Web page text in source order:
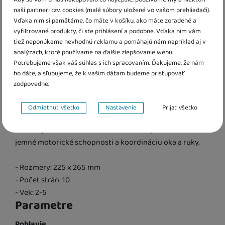
naši partneri tzv. cookies (malé súbory uložené vo vašom prehliadači).
Vďaka nim si pamätáme, čo máte v košíku, ako máte zoradené a
vyfiltrované produkty, či ste prihlásení a podobne. Vďaka nim vám
tiež neponúkame nevhodnú reklamu a pomáhajú nám napríklad aj v
analýzach, ktoré používame na ďalšie zlepšovanie webu.
Potrebujeme však váš súhlas s ich spracovaním. Ďakujeme, že nám
ho dáte, a sľubujeme, že k vašim dátam budeme pristupovať
zodpovedne.
Nastavenie súhlasov s kategóriami cookies
VŽDY AKTÍVNE
porovnávanie produktov a ďalšie nevyhnutné funkcie.
Preferenčné a rozšírené funkcie
Preferenčné a rozšírené funkcie
nastavovať znova a aby ste sa s nami mohli spojiť napr. pomocou
chatu.
Povolené
Odmietnuť všetko Nastavenie Prijať všetko
Informácie o produkte
Knižka s pevnými stránkami je plná obrázkov zvierat z
hôr, ktoré sú čiastočne farebné. Biele časti sa dajú veľmi
ľahko vyfarbiť - stačí namočiť štetec, ktorý je súčasťou
knihy, do vody a farba sa ako zázrakom na bielom
obrázok ako kúzlom zmizne, a tak ho dieťa môže
vymaľovávať stále dookola. Skontrolujte, či dieťa drží
štetec správne. S touto knižkou si bude precvičovať
jemné motorické schopnosti a koordináciu oka a ruky.
- Rozmery: 225 x 265 mm
- Počet strán: 10
- Vek: 2-5
Parametre